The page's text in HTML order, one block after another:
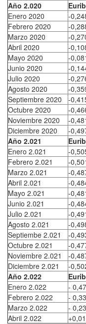
Año 2.020
Enero 2020
-
Febrero 2020
-
Marzo 2020
-
Abril 2020
-
Mayo 2020
-
Junio 2020
-
Julio 2020
-
Agosto 2020
-
Septiembre 2020
-
Octubre 2020
-
Noviembre 2020
-
Diciembre 2020
-
Año 2.021
Enero 2.021
-
Febrero 2.021
-
Marzo 2.021
-
Abril 2.021
-
Mayo 2.021
-
Junio 2.021
-
Julio 2.021
-
Agosto 2.021
-
Septiembe 2.021
-
Octubre 2.021
-
Noviembre 2.021
-
Diciembre 2.021
-
Año 2.022
Enero 2.022
-
Febrero 2.022
-
Marzo 2.022
-
Abril 2.022